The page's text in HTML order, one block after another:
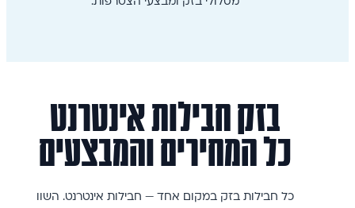
בזקחבילותאינטרנט
כל המחירים והמבצעים
כל חבילות בזק במקום אחד — חבילות אינטרנט. השוו